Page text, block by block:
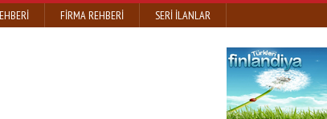
FIRMA REHBERI SERI İLANLAR